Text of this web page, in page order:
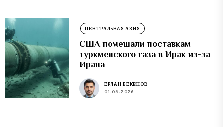
ЦЕНТРАЛЬНАЯ АЗИЯ
США помешали поставкам
туркменского газа в Ирак из-за
Ирана
ЕРЛАН БЕКЕНОВ
01.08.2026